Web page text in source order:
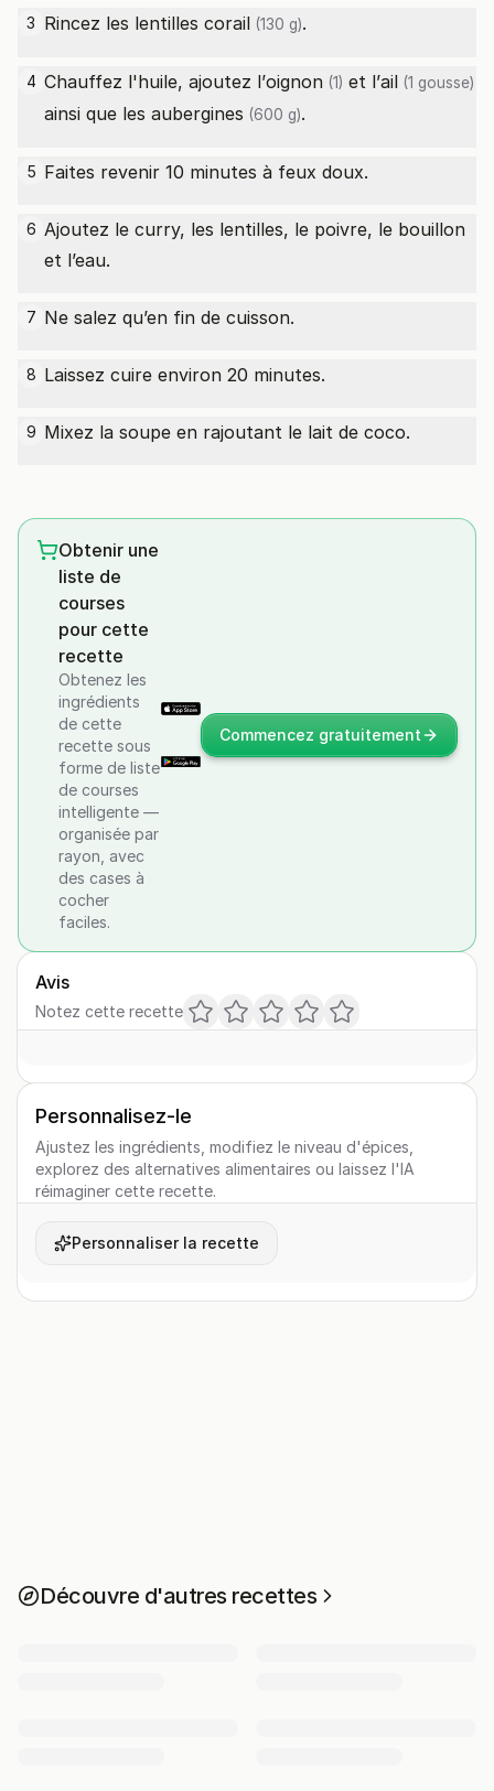
3 Rincez les lentilles corail (130 g).
4 Chauffez l'huile, ajoutez l’oignon (1) et l’ail (1 gousse)
ainsi que les aubergines (600 g).
5 Faites revenir 10 minutes à feux doux.
6 Ajoutez le curry, les lentilles, le poivre, le bouillon
et l’eau.
7 Ne salez qu’en fin de cuisson.
8 Laissez cuire environ 20 minutes.
9 Mixez la soupe en rajoutant le lait de coco.
Obtenir une
liste de
courses
pour cette
recette
Obtenez les
ingrédients
de cette
recette sous
forme de liste
de courses
intelligente —
organisée par
rayon, avec
des cases à
cocher
faciles.
Commencez gratuitement
Avis
Notez cette recette
Personnalisez-le
Ajustez les ingrédients, modifiez le niveau d'épices,
explorez des alternatives alimentaires ou laissez l'IA
réimaginer cette recette.
Personnaliser la recette
Découvre d'autres recettes